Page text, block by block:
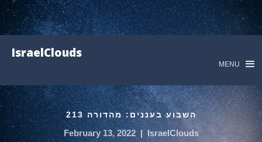
IsraelClouds
MENU
השבוע בעננים: מהדורה 213
IsraelClouds
|
February 13, 2022